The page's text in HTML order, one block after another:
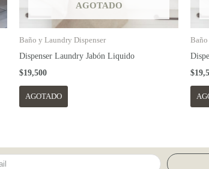
AGOTADO
Baño y Laundry Dispenser
Dispenser Laundry Jabón Liquido
$19,500
AGOTADO
$